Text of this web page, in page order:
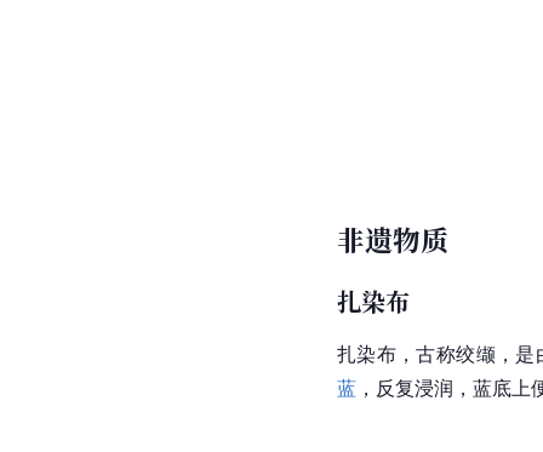
非遗物质
扎染布
扎染布，古称绞缬，
蓝 ，反复浸润，蓝底